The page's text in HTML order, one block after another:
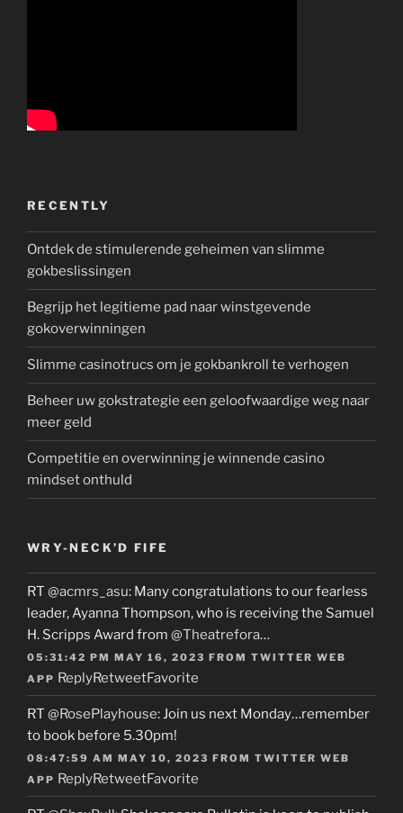
RECENTLY
Ontdek de stimulerende geheimen van slimme
gokbeslissingen
Begrijp het legitieme pad naar winstgevende
gokoverwinningen
Slimme casinotrucs om je gokbankroll te verhogen
Beheer uw gokstrategie een geloofwaardige weg naar
meer geld
Competitie en overwinning je winnende casino
mindset onthuld
WRY-NECK’D FIFE
RT @acmrs_asu: Many congratulations to our fearless
leader, Ayanna Thompson, who is receiving the Samuel
H. Scripps Award from @Theatrefora…
05:31:42 PM MAY 16, 2023 FROM TWITTER WEB
APP ReplyRetweetFavorite
RT @RosePlayhouse: Join us next Monday…remember
to book before 5.30pm!
08:47:59 AM MAY 10, 2023 FROM TWITTER WEB
APP ReplyRetweetFavorite